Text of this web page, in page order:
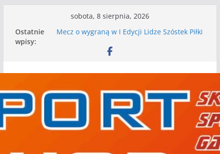
treści
sobota, 8 sierpnia, 2026
Ostatnie
wpisy:
Mecz o wygraną w I Edycji Lidze Szóstek Piłki
Nasze piłkarskie zespoły w toku przygotowań
Kolejne gry kontrolne naszych piłkarskich
WKS wygrywa pierwszą edycję Ligi Szóstek w
Gwdzie Wielkiej
I mamy kolejne gry kontrolne, piłkarskie
granie przed nami